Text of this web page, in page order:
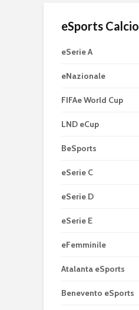
eSports Calcio
eSerie A
eNazionale
FIFAe World Cup
LND eCup
BeSports
eSerie C
eSerie D
eSerie E
eFemminile
Atalanta eSports
Benevento eSports